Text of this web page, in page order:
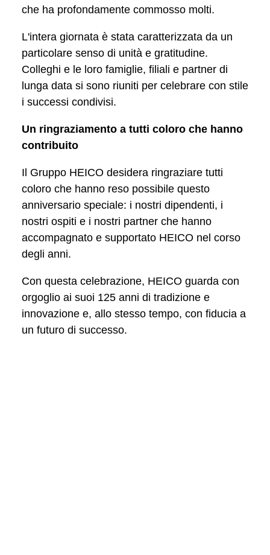
che ha profondamente commosso molti.
L'intera giornata è stata caratterizzata da un
particolare senso di unità e gratitudine.
Colleghi e le loro famiglie, filiali e partner di
lunga data si sono riuniti per celebrare con stile
i successi condivisi.
Un ringraziamento a tutti coloro che hanno
contribuito
Il Gruppo HEICO desidera ringraziare tutti
coloro che hanno reso possibile questo
anniversario speciale: i nostri dipendenti, i
nostri ospiti e i nostri partner che hanno
accompagnato e supportato HEICO nel corso
degli anni.
Con questa celebrazione, HEICO guarda con
orgoglio ai suoi 125 anni di tradizione e
innovazione e, allo stesso tempo, con fiducia a
un futuro di successo.